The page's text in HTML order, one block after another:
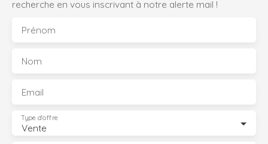
recherche en vous inscrivant à notre alerte mail !
Prénom
Nom
Email
Vente
Type d'offre